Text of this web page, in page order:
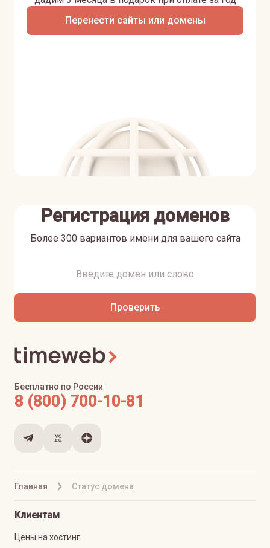
Перенести сайты или домены
Регистрация доменов
Более 300 вариантов имени для вашего сайта
Проверить
Главная Статус домена
Бесплатно по России
8 (800) 700-10-81
Клиентам
Цены на хостинг